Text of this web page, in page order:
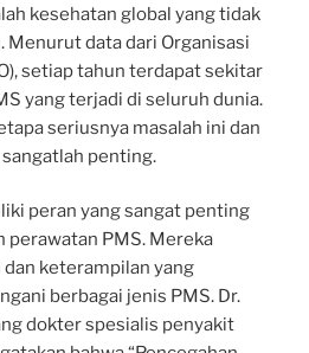
kesehatan global yang tidak
Menurut data dari Organisasi
setiap tahun terdapat sekitar
yang terjadi di seluruh dunia.
seriusnya masalah ini dan
penting.
peran yang sangat penting
perawatan PMS. Mereka
keterampilan yang
berbagai jenis PMS. Dr.
dokter spesialis penyakit